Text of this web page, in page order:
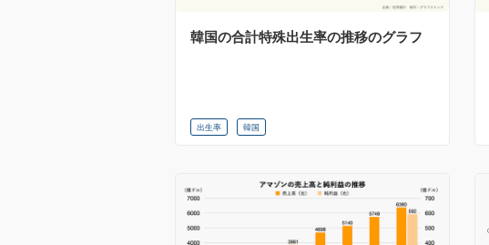
韓国の合計特殊出生率の推移のグラフ
出生率 韓国